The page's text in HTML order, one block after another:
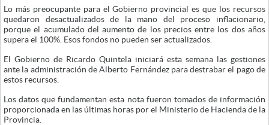
Lo más preocupante para el Gobierno provincial es que los recursos
quedaron desactualizados de la mano del proceso inflacionario,
porque el acumulado del aumento de los precios entre los dos años
supera el 100%. Esos fondos no pueden ser actualizados.
El Gobierno de Ricardo Quintela iniciará esta semana las gestiones
ante la administración de Alberto Fernández para destrabar el pago de
estos recursos.
Los datos que fundamentan esta nota fueron tomados de información
proporcionada en las últimas horas por el Ministerio de Hacienda de la
Provincia.